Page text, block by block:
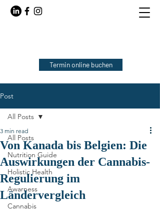
Termin online buchen
Post
All Posts
Nutrition Guide
Holistic Health
Awarness
Cannabis
All Posts
Von Kanada bis Belgien: Die
Auswirkungen der Cannabis-
Regulierung im
Ländervergleich
3 min read